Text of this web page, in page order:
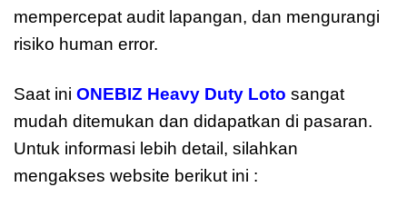
mempercepat audit lapangan, dan mengurangi
risiko human error.
Saat ini ONEBIZ Heavy Duty Loto sangat
mudah ditemukan dan didapatkan di pasaran.
Untuk informasi lebih detail, silahkan
mengakses website berikut ini :